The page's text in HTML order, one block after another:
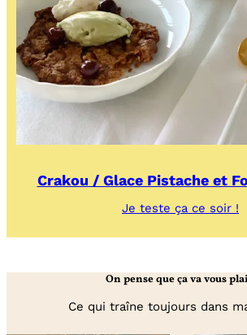
Crakou / Glace Pistache et
Je teste ça ce soir !
/
On pense que ça va vous
Ce qui traîne toujours dans